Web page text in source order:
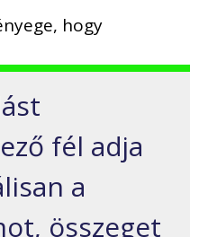
hogy
fél adja
a
összeget